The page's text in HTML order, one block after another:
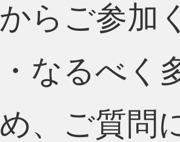
からご参加
・なるべく
め、ご質問